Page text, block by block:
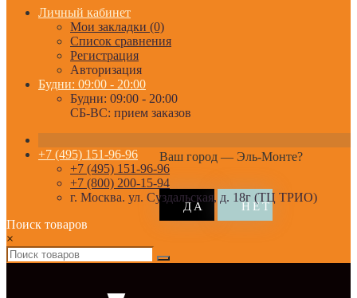
Личный кабинет
Мои закладки (0)
Список сравнения
Регистрация
Авторизация
Будни: 09:00 - 20:00
Будни: 09:00 - 20:00
СБ-ВС: прием заказов
Ваш город — Эль-Монте?
+7 (495) 151-96-96
+7 (495) 151-96-96
+7 (800) 200-15-94
г. Москва. ул. Суздальская, д. 18г (ТЦ ТРИО)
Поиск товаров
×